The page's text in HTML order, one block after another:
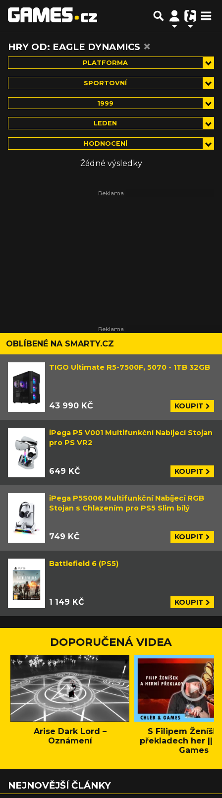
HRY OD: EAGLE DYNAMICS ×
PLATFORMA
SPORTOVNÍ
1999
LEDEN
HODNOCENÍ
Žádné výsledky
OBLÍBENÉ NA SMARTY.CZ
TIGO Ultimate R5-7500F, 5070 - 1TB 32GB
43 990 KČ KOUPIT
iPega P5 V001 Multifunkční Nabíjecí Stojan
pro PS VR2
649 KČ KOUPIT
iPega P5S006 Multifunkční Nabíjecí RGB
Stojan s Chlazením pro PS5 Slim bílý
749 KČ KOUPIT
Battlefield 6 (PS5)
1 149 KČ KOUPIT
DOPORUČENÁ VIDEA
Arise Dark Lord –
Oznámení
S Filipem
překladech her ||
Games
NEJNOVĚJŠÍ ČLÁNKY